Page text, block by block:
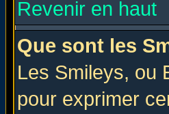
Revenir en haut
Que sont les
Les Smileys, ou
pour exprimer